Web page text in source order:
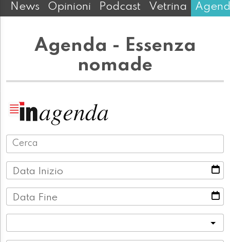
News Opinioni Podcast Vetrina
Agenda - Essenza
nomade
Data Inizio
Data Fine